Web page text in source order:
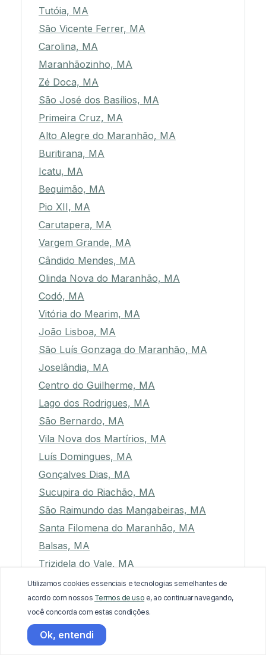
Tutóia, MA
São Vicente Ferrer, MA
Carolina, MA
Maranhãozinho, MA
Zé Doca, MA
São José dos Basílios, MA
Primeira Cruz, MA
Alto Alegre do Maranhão, MA
Buritirana, MA
Icatu, MA
Bequimão, MA
Pio XII, MA
Carutapera, MA
Vargem Grande, MA
Cândido Mendes, MA
Olinda Nova do Maranhão, MA
Codó, MA
Vitória do Mearim, MA
João Lisboa, MA
São Luís Gonzaga do Maranhão, MA
Joselândia, MA
Centro do Guilherme, MA
Lago dos Rodrigues, MA
São Bernardo, MA
Vila Nova dos Martírios, MA
Luís Domingues, MA
Gonçalves Dias, MA
Sucupira do Riachão, MA
São Raimundo das Mangabeiras, MA
Santa Filomena do Maranhão, MA
Balsas, MA
Trizidela do Vale, MA
Colinas, MA
Cajapió, MA
Presidente Sarney, MA
Cantanhede, MA
Utilizamos cookies essenciais e tecnologias semelhantes de
acordo com nossos Termos de uso e, ao continuar navegando,
você concorda com estas condições.
Ok, entendi